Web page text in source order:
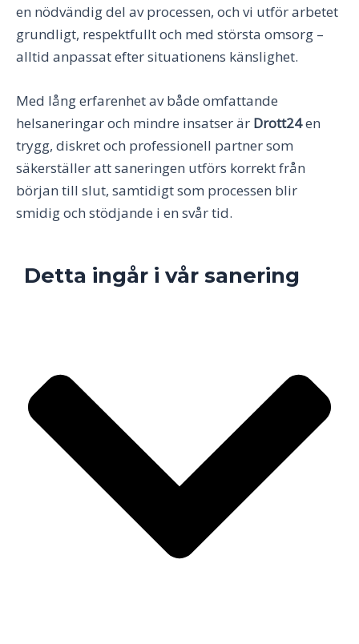
en nödvändig del av processen, och vi utför arbetet
grundligt, respektfullt och med största omsorg –
alltid anpassat efter situationens känslighet.
Med lång erfarenhet av både omfattande
helsaneringar och mindre insatser är Drott24en
trygg, diskret och professionell partner som
säkerställer att saneringen utförs korrekt från
början till slut, samtidigt som processen blir
smidig och stödjande i en svår tid.
Detta ingår i vår sanering